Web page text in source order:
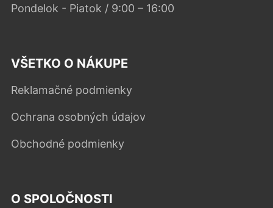
Pondelok - Piatok / 9:00 – 16:00
VŠETKO O NÁKUPE
Reklamačné podmienky
Ochrana osobných údajov
Obchodné podmienky
O SPOLOČNOSTI